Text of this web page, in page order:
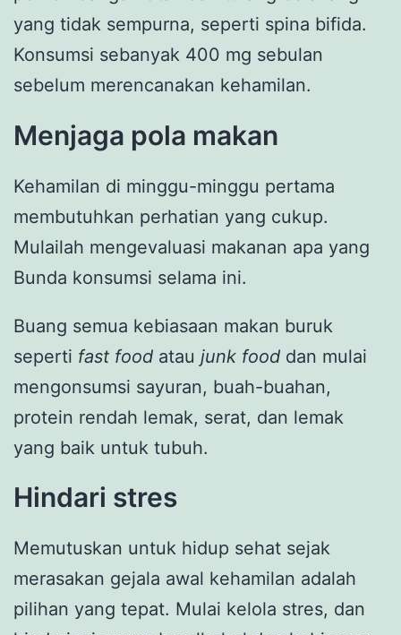
yang tidak sempurna, seperti spina bifida.
Konsumsi sebanyak 400 mg sebulan
sebelum merencanakan kehamilan.
Menjaga pola makan
Kehamilan di minggu-minggu pertama
membutuhkan perhatian yang cukup.
Mulailah mengevaluasi makanan apa yang
Bunda konsumsi selama ini.
Buang semua kebiasaan makan buruk
seperti fast food atau junk food dan mulai ​​
mengonsumsi sayuran, buah-buahan,
protein rendah lemak, serat, dan lemak
yang baik untuk tubuh.
Hindari stres
Memutuskan untuk hidup sehat sejak
merasakan gejala awal kehamilan adalah
pilihan yang tepat. Mulai kelola stres, dan